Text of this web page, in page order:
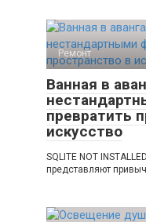
Ремонт
Ванная в
превратить
искусство
SQLITE NOT
представляют